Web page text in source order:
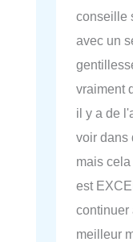
conseille
avec un
vraiment
il y a de
voir dans
mais
est
continuer
meilleur